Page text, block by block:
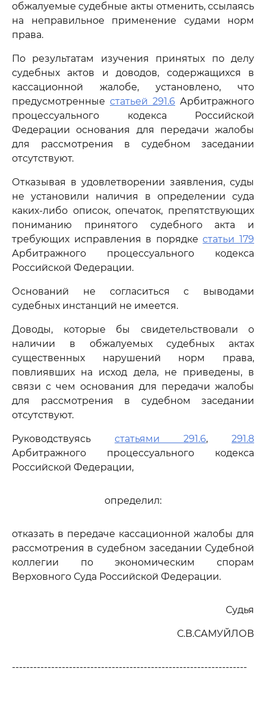
обжалуемые судебные акты отменить, ссылаясь
на неправильное применение судами норм
права.
По результатам изучения принятых по делу
судебных актов и доводов, содержащихся в
кассационной жалобе, установлено, что
предусмотренные статьей 291.6 Арбитражного
процессуального кодекса Российской
Федерации основания для передачи жалобы
для рассмотрения в судебном заседании
отсутствуют.
Отказывая в удовлетворении заявления, суды
не установили наличия в определении суда
каких-либо описок, опечаток, препятствующих
пониманию принятого судебного акта и
требующих исправления в порядкестатьи 179
Арбитражного процессуального кодекса
Российской Федерации.
Оснований не согласиться с выводами
судебных инстанций не имеется.
Доводы, которые бы свидетельствовали о
наличии в обжалуемых судебных актах
существенных нарушений норм права,
повлиявших на исход дела, не приведены, в
связи с чем основания для передачи жалобы
для рассмотрения в судебном заседании
отсутствуют.
Руководствуясь статьями 291.6, 291.8
Арбитражного процессуального кодекса
Российской Федерации,
определил:
отказать в передаче кассационной жалобы для
рассмотрения в судебном заседании Судебной
коллегии по экономическим спорам
Верховного Суда Российской Федерации.
Судья
С.В.САМУЙЛОВ
------------------------------------------------------------------